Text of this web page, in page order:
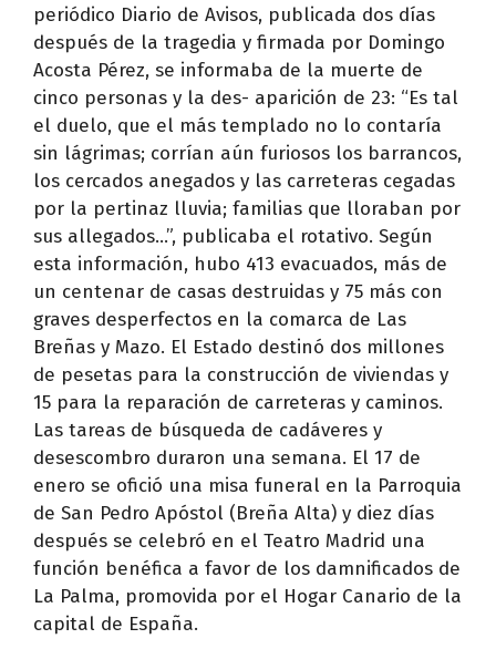
periódico Diario de Avisos, publicada dos días
después de la tragedia y firmada por Domingo
Acosta Pérez, se informaba de la muerte de
cinco personas y la des- aparición de 23: “Es tal
el duelo, que el más templado no lo contaría
sin lágrimas; corrían aún furiosos los barrancos,
los cercados anegados y las carreteras cegadas
por la pertinaz lluvia; familias que lloraban por
sus allegados…”, publicaba el rotativo. Según
esta información, hubo 413 evacuados, más de
un centenar de casas destruidas y 75 más con
graves desperfectos en la comarca de Las
Breñas y Mazo. El Estado destinó dos millones
de pesetas para la construcción de viviendas y
15 para la reparación de carreteras y caminos.
Las tareas de búsqueda de cadáveres y
desescombro duraron una semana. El 17 de
enero se ofició una misa funeral en la Parroquia
de San Pedro Apóstol (Breña Alta) y diez días
después se celebró en el Teatro Madrid una
función benéfica a favor de los damnificados de
La Palma, promovida por el Hogar Canario de la
capital de España.